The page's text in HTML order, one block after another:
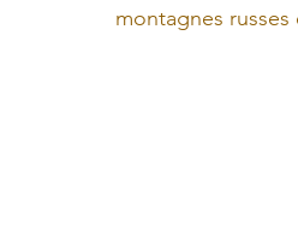
montagnes